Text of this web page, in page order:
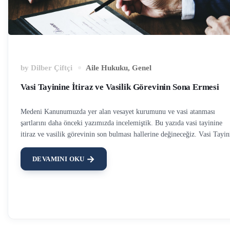
by Dilber Çiftçi Aile Hukuku, Genel
Vasi Tayinine İtiraz ve Vasilik Görevinin Sona Ermesi
Medeni Kanunumuzda yer alan vesayet kurumunu ve vasi atanması
şartlarını daha önceki yazımızda incelemiştik. Bu yazıda vasi tayinine
itiraz ve vasilik görevinin son bulması hallerine değineceğiz. Vasi
vasilik şartlarına sahip olması halinde bu göreve atar. Haklı sebepler
olmadıkça, vasiliğe vesayete altına alınacak kişinin ya da anne babasının
DEVAMINI OKU